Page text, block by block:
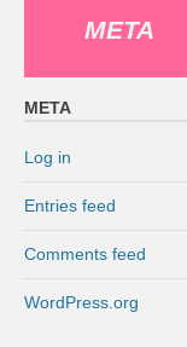
META
META
Log in
Entries feed
Comments feed
WordPress.org